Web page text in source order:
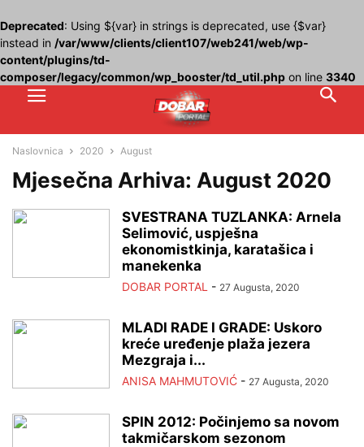
Deprecated: Using ${var} in strings is deprecated, use {$var}
instead in /var/www/clients/client107/web241/web/wp-
content/plugins/td-
composer/legacy/common/wp_booster/td_util.php on line 3340
Naslovnica 2020 August
Mjesečna Arhiva: August 2020
SVESTRANA TUZLANKA: Arnela
Selimović, uspješna
ekonomistkinja, karatašica i
manekenka
DOBAR PORTAL - 27 Augusta, 2020
MLADI RADE I GRADE: Uskoro
kreće uređenje plaža jezera
Mezgraja i...
ANISA MAHMUTOVIĆ - 27 Augusta, 2020
SPIN 2012: Počinjemo sa novom
takmičarskom sezonom